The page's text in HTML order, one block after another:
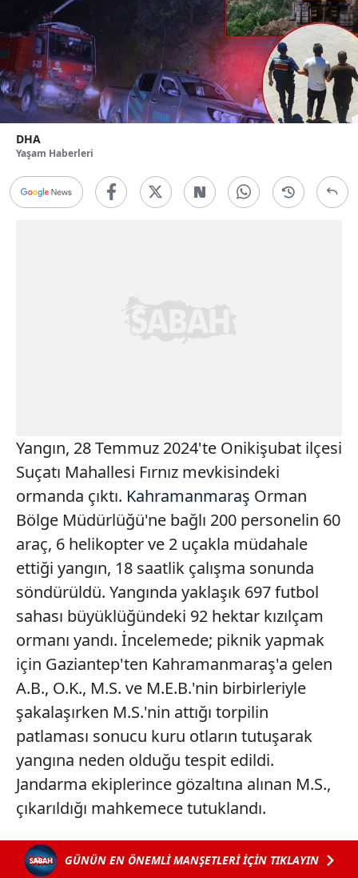
DHA
Yaşam Haberleri
Yangın, 28 Temmuz 2024'te Onikişubat ilçesi
Suçatı Mahallesi Fırnız mevkisindeki
ormanda çıktı. Kahramanmaraş Orman
Bölge Müdürlüğü'ne bağlı 200 personelin 60
araç, 6 helikopter ve 2 uçakla müdahale
ettiği yangın, 18 saatlik çalışma sonunda
söndürüldü. Yangında yaklaşık 697 futbol
sahası büyüklüğündeki 92 hektar kızılçam
ormanı yandı. İncelemede; piknik yapmak
için Gaziantep'ten Kahramanmaraş'a gelen
A.B., O.K., M.S. ve M.E.B.'nin birbirleriyle
şakalaşırken M.S.'nin attığı torpilin
patlaması sonucu kuru otların tutuşarak
yangına neden olduğu tespit edildi.
Jandarma ekiplerince gözaltına alınan M.S.,
çıkarıldığı mahkemece tutuklandı.
GÜNÜN EN ÖNEMLİ MANŞETLERİ İÇİN TIKLAYIN